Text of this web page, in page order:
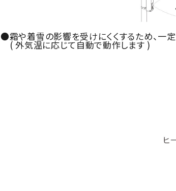
●霜や着雪の影響を受けにくくするため、一
( 外気温に応じて自動で動作します )